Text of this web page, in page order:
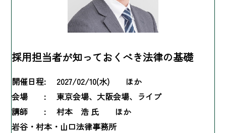
採用担当者が知っておくべき法律の基礎
開催日程:
2027/02/10(水) ほか
会場 :
東京会場、大阪会場、ライブ
講師 :
村本 浩 氏 ほか
岩谷・村本・山口法律事務所